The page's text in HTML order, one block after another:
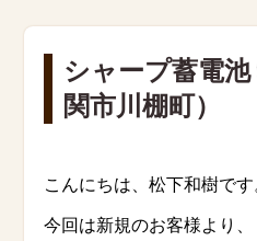
シャープ蓄電
関市川棚町）
こんにちは、松下和樹です
今回は新規のお客様より、